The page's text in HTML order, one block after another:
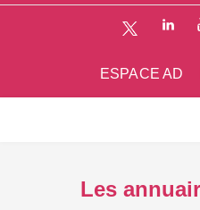
ESPACE AD
Les